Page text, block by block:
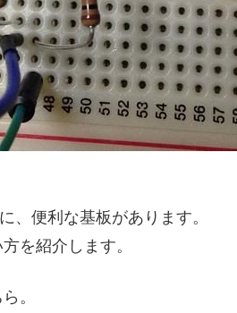
、便利な基板があります。
を紹介します。
。